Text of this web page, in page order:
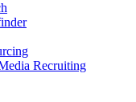
Recruiting